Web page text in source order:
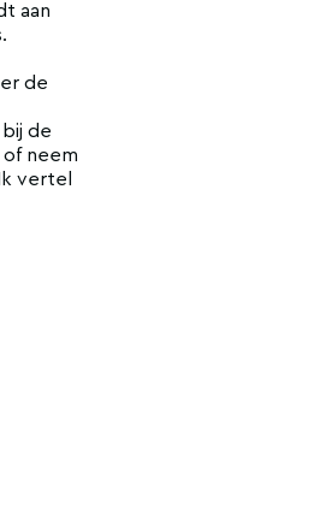
aan
de
de
neem
vertel